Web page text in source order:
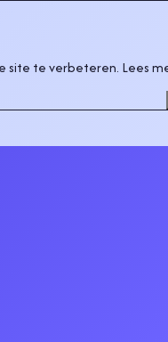
site te verbeteren. Lees